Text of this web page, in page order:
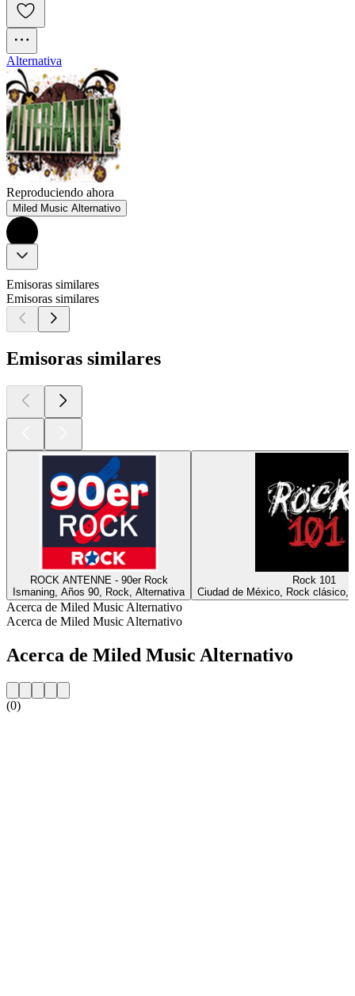
Alternativa
Reproduciendo ahora
Miled Music Alternativo
Emisoras similares
Emisoras similares
Emisoras similares
ROCK ANTENNE - 90er Rock
Ismaning, Años 90, Rock, Alternativa
Rock 101
Ciudad de México, Rock clásico,
Acerca de Miled Music Alternativo
Acerca de Miled Music Alternativo
Acerca de Miled Music Alternativo
(0)